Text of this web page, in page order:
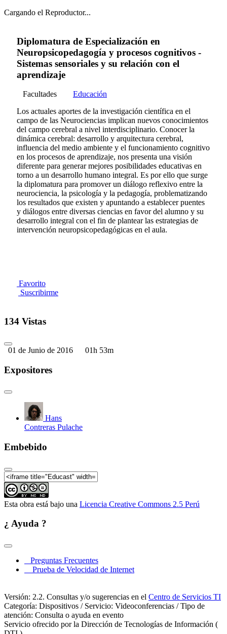
Cargando el Reproductor...
Diplomatura de Especialización en
Neuropsicopedagogía y procesos cognitivos -
Sistemas sensoriales y su relación con el
aprendizaje
Facultades
Educación
Los actuales aportes de la investigación científica en el
campo de las Neurociencias implican nuevos conocimientos
del campo cerebral a nivel interdisciplinario. Conocer la
dinámica cerebral: desarrollo y arquitectura cerebral,
influencia del medio ambiente y el funcionamiento cognitivo
en los procesos de aprendizaje, nos presenta una visión
diferente para generar mejores posibilidades educativas en
torno a un desarrollo humano integral. Es por ello que surge
la diplomatura para promover un diálogo reflexivo entre la
neurociencia, la psicología y la pedagogía, problematizando
los resultados que existen y apuntando a establecer puentes
y diálogos entre diversas ciencias en favor del alumno y su
desarrollo integral con el fin de plantear las estrategias de
intervención neuropsicopedagógicas en el aula.
Favorito
Suscribirme
134 Vistas
01 de Junio de 2016 01h 53m
Expositores
Hans
Contreras Pulache
Embebido
Esta obra está bajo una Licencia Creative Commons 2.5 Perú
¿ Ayuda ?
Preguntas Frecuentes
Prueba de Velocidad de Internet
Versión: 2.2. Consultas y/o sugerencias en el Centro de Servicios TI
Categoría: Dispositivos / Servicio: Videoconferencias / Tipo de
atención: Consulta o ayuda en evento
Servicio ofrecido por la Dirección de Tecnologías de Información (